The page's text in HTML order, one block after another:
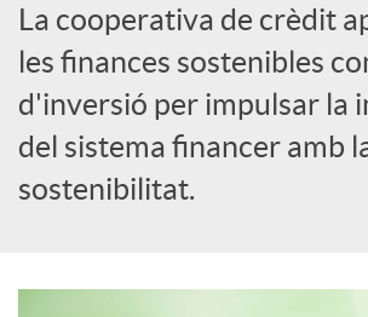
s
S
o
c
La cooperativa de crèdit
les finances sostenibles
d'inversió per impulsar la
del sistema financer amb
sostenibilitat.